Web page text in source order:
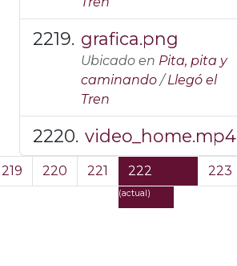
grafica.png
Ubicado en Pita, pita y
caminando /Llegó el
Tren
video_home.mp4
219 220 221 222
(actual)
223